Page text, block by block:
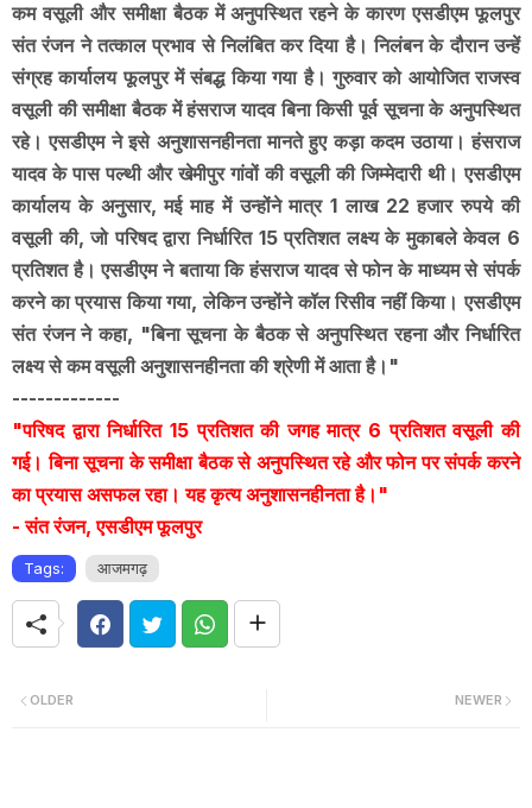
कम वसूली और समीक्षा बैठक में अनुपस्थित रहने के कारण एसडीएम फूलपुर
संत रंजन ने तत्काल प्रभाव से निलंबित कर दिया है। निलंबन के दौरान उन्हें
संग्रह कार्यालय फूलपुर में संबद्ध किया गया है। गुरुवार को आयोजित राजस्व
वसूली की समीक्षा बैठक में हंसराज यादव बिना किसी पूर्व सूचना के अनुपस्थित
रहे। एसडीएम ने इसे अनुशासनहीनता मानते हुए कड़ा कदम उठाया। हंसराज
यादव के पास पल्थी और खेमीपुर गांवों की वसूली की जिम्मेदारी थी। एसडीएम
कार्यालय के अनुसार, मई माह में उन्होंने मात्र 1 लाख 22 हजार रुपये की
वसूली की, जो परिषद द्वारा निर्धारित 15 प्रतिशत लक्ष्य के मुकाबले केवल 6
प्रतिशत है। एसडीएम ने बताया कि हंसराज यादव से फोन के माध्यम से संपर्क
करने का प्रयास किया गया, लेकिन उन्होंने कॉल रिसीव नहीं किया। एसडीएम
संत रंजन ने कहा, "बिना सूचना के बैठक से अनुपस्थित रहना और निर्धारित
लक्ष्य से कम वसूली अनुशासनहीनता की श्रेणी में आता है।"
-------------
"परिषद द्वारा निर्धारित 15 प्रतिशत की जगह मात्र 6 प्रतिशत वसूली की
गई। बिना सूचना के समीक्षा बैठक से अनुपस्थित रहे और फोन पर संपर्क करने
का प्रयास असफल रहा। यह कृत्य अनुशासनहीनता है।"
- संत रंजन, एसडीएम फूलपुर
Tags: आजमगढ़
NEWER
OLDER